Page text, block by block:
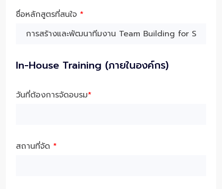
ชื่อหลักสูตรที่สนใจ *
In-House Training (ภายในองค์กร)
วันที่ต้องการจัดอบรม*
สถานที่จัด *